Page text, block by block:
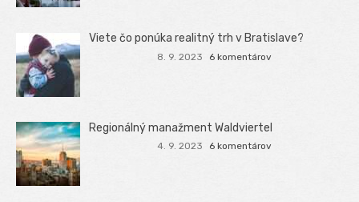
Viete čo ponúka realitný trh v Bratislave?
8. 9. 2023 6 komentárov
Regionálný manažment Waldviertel
4. 9. 2023 6 komentárov